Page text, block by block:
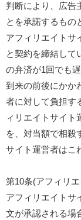
判断により、広告
とを承諾するもの
アフィリエイトサ
と契約を締結して
の弁済が1回でも
到来の前後にかか
者に対して負担す
ィリエイトサイト
を、対当額で相殺
サイト運営者はこ
第10条(アフィリ
アフィリエイトサ
文が承認される場